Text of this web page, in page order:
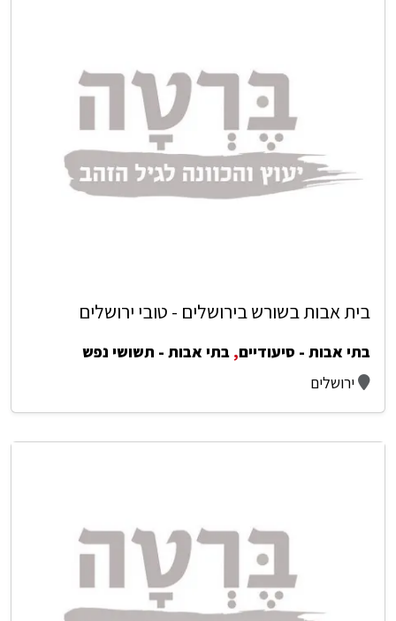
בית אבות בשורש בירושלים - טובי ירושלים
בתי אבות - סיעודיים, בתי אבות - תשושי נפש
ירושלים